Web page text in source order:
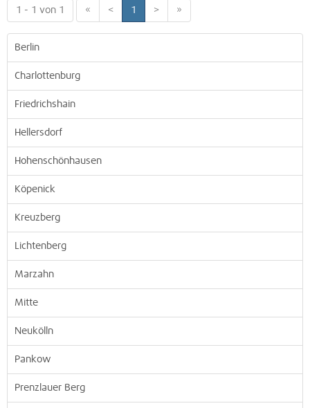
1 - 1 von 1 « < 1 > »
Berlin
Charlottenburg
Friedrichshain
Hellersdorf
Hohenschönhausen
Köpenick
Kreuzberg
Lichtenberg
Marzahn
Mitte
Neukölln
Pankow
Prenzlauer Berg